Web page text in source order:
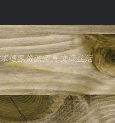
博客,资源,工具,文章,生活